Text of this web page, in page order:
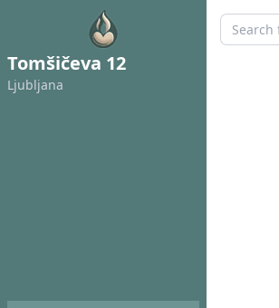
Tomšičeva 12
Ljubljana